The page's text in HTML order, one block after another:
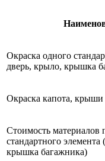
Окраска одного
дверь, крыло, крышка
Окраска капота, крыши
Стоимость материалов
стандартного
крышка багажника)